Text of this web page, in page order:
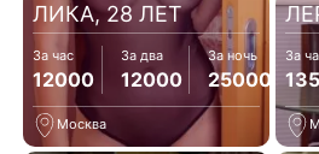
ЛИКА, 28 ЛЕТ
За час
12000
За два
12000
За ночь
25000
Москва
За